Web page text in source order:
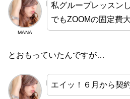
MANA
私グループレッスン
でもZOOMの固定費
とおもっていたんですが…
エイッ！６月から契